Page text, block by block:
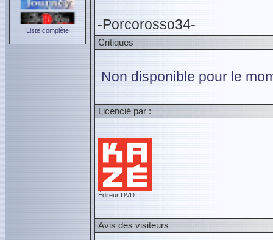
Liste complète -Porcorosso34-
Critiques
Non disponible pour le
Licencié par :
Éditeur DVD
Avis des visiteurs